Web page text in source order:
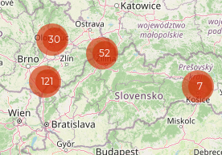
52
30
121 7